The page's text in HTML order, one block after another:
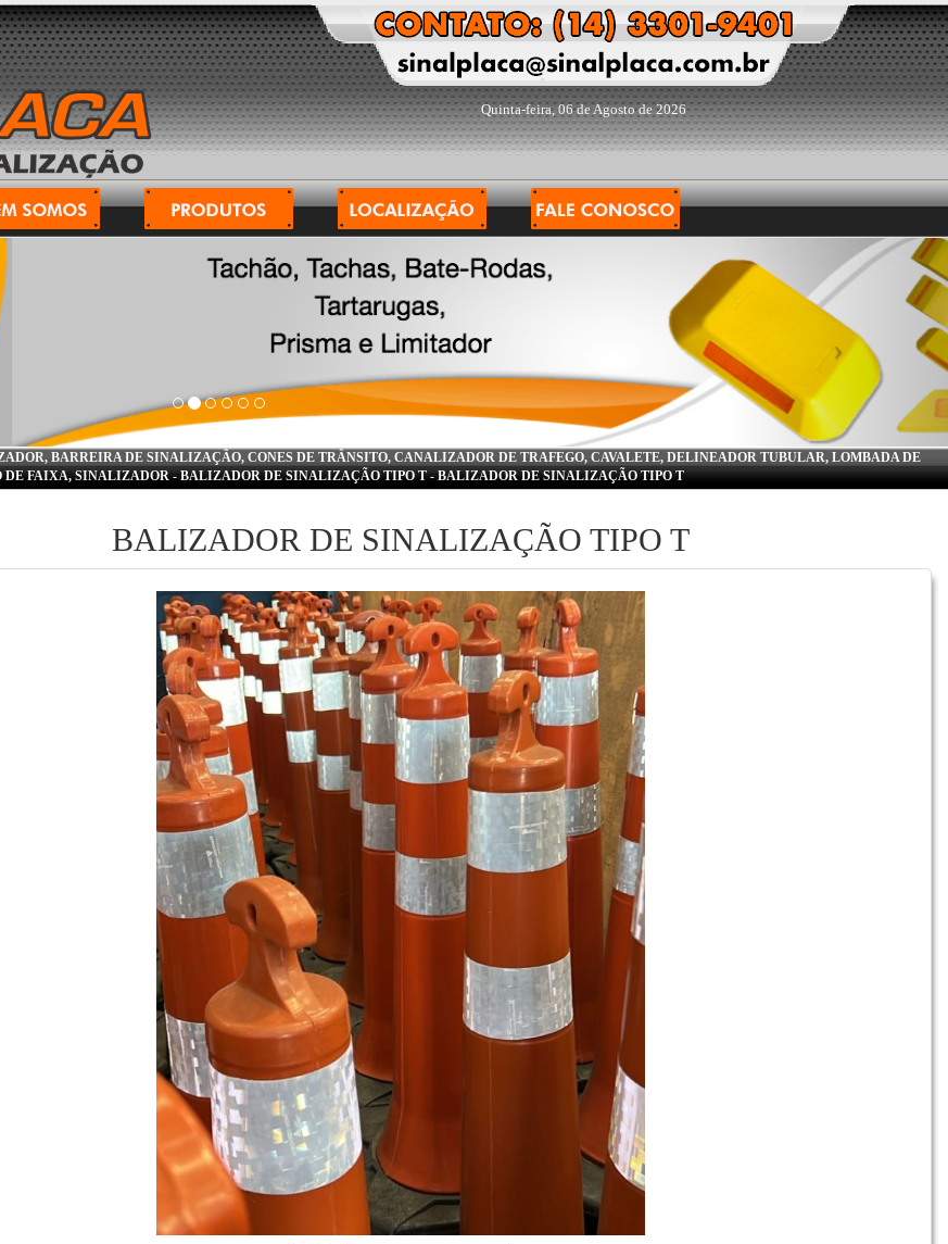
Quinta-feira, 06 de Agosto de 2026
BARREIRA DE SINALIZAÇÃO, CONES DE TRÂNSITO, CANALIZADOR DE TRAFEGO, CAVALETE, DELINEADOR TUBULAR, LOMBADA DE
DE FAIXA, SINALIZADOR-BALIZADOR DE SINALIZAÇÃO TIPO T-BALIZADOR DE SINALIZAÇÃO TIPO T
BALIZADOR DE SINALIZAÇÃO TIPO T